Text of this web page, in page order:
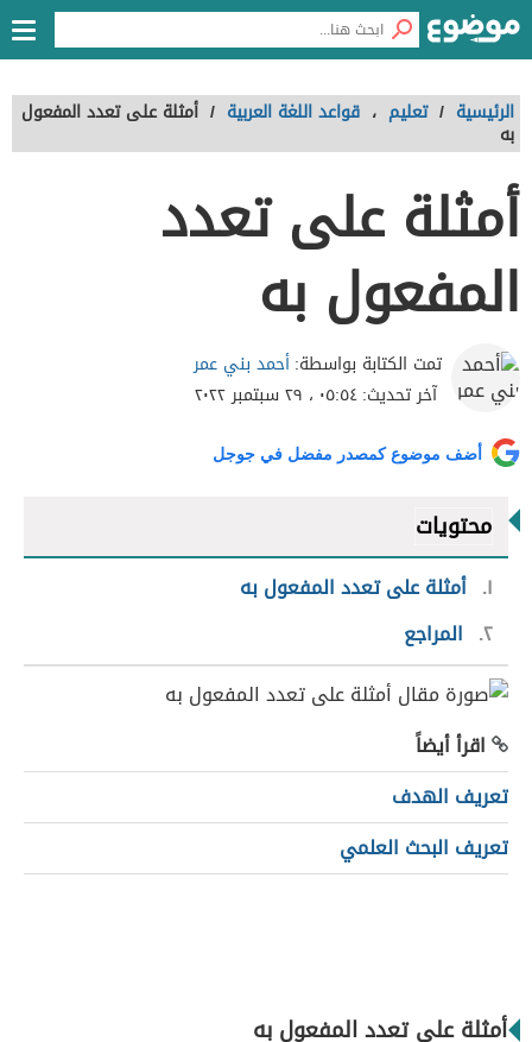
الرئيسية / تعليم ، قواعد اللغة العربية / أمثلة على تعدد المفعول
به
أمثلة على تعدد
المفعول به
تمت الكتابة بواسطة:أحمد بني عمر
آخر تحديث:٠٥:٥٤ ، ٢٩ سبتمبر ٢٠٢٢
أضف موضوع كمصدر مفضل في جوجل
محتويات
١ أمثلة على تعدد المفعول به
٢ المراجع
اقرأ أيضاً
تعريف الهدف
تعريف البحث العلمي
أمثلة على تعدد المفعول به